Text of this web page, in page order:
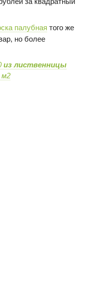
палубная того же
но более
из лиственницы
м2